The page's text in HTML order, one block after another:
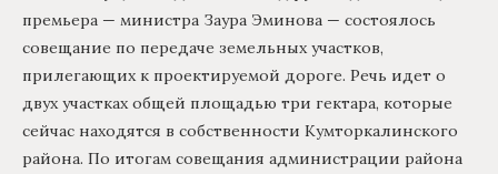
премьера — министра Заура Эминова — состоялось
совещание по передаче земельных участков,
прилегающих к проектируемой дороге. Речь идет о
двух участках общей площадью три гектара, которые
сейчас находятся в собственности Кумторкалинского
района. По итогам совещания администрации района